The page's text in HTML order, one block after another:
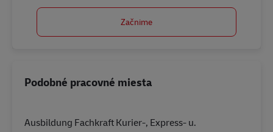
Začnime
Podobné pracovné miesta
Ausbildung Fachkraft Kurier-, Express- u.